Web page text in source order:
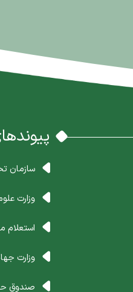
سازمان
وزارت
استعلام
وزارت
صندوق